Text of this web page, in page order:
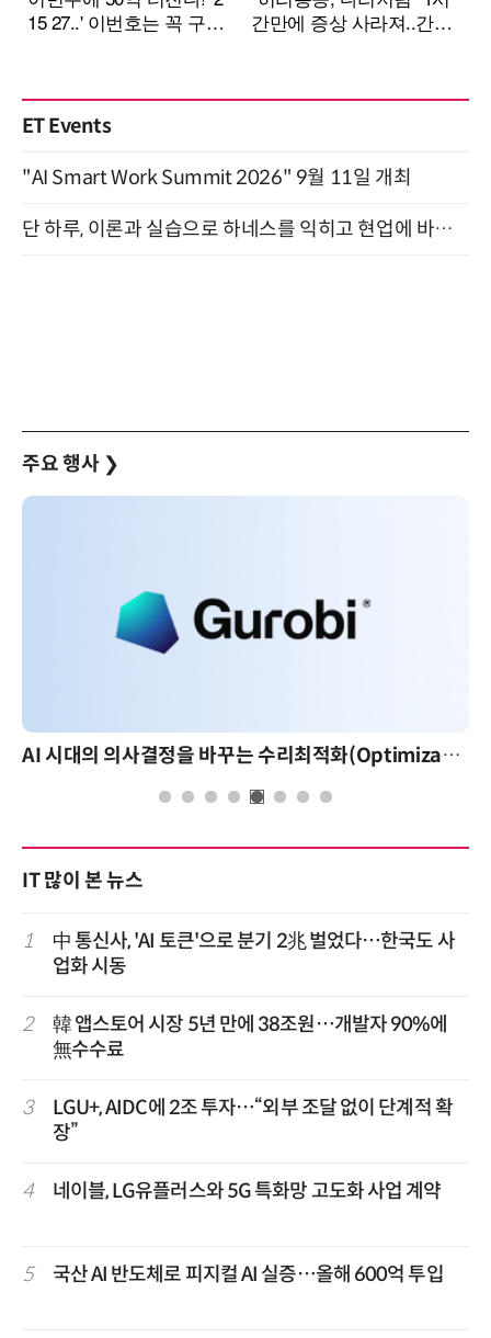
ET Events
"AI Smart Work Summit 2026" 9월 11일 개최
단 하루, 이론과 실습으로 하네스를 익히고 현업에 바로 쓰는 핸즈온 워크숍 (8/20)
주요 행사 ❯
AI 시대의 의사결정을 바꾸는 수리최적화(Optimization): 실제 산업 적용 사례와 활용 전략
IT 많이 본 뉴스
1
中 통신사, 'AI 토큰'으로 분기 2兆 벌었다…한국도 사
업화 시동
2
韓 앱스토어 시장 5년 만에 38조원…개발자 90%에
無수수료
3
LGU+, AIDC에 2조 투자…“외부 조달 없이 단계적 확
장”
4 네이블, LG유플러스와 5G 특화망 고도화 사업 계약
5 국산 AI 반도체로 피지컬 AI 실증…올해 600억 투입